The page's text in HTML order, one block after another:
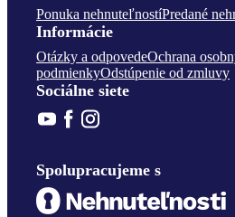
Ponuka nehnuteľnostíPredané
Informácie
Otázky a odpovedeOchrana
podmienkyOdstúpenie od zmluvy
Sociálne siete
Spolupracujeme s